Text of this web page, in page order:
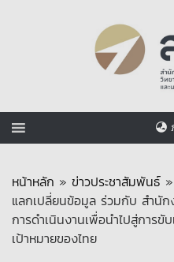
หน้าหลัก » ข่าวประชาสัมพันธ์ »
แลกเปลี่ยนข้อมูล ร่วมกับ สำนั
การดำเนินงานเพื่อนำไปสู่การ
เป้าหมายของไทย